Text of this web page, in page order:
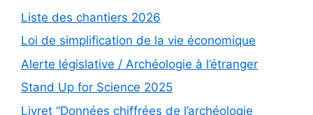
Liste des chantiers 2026
Loi de simplification de la vie économique
Alerte législative / Archéologie à l’étranger
Stand Up for Science 2025
Livret “Données chiffrées de l’archéologie